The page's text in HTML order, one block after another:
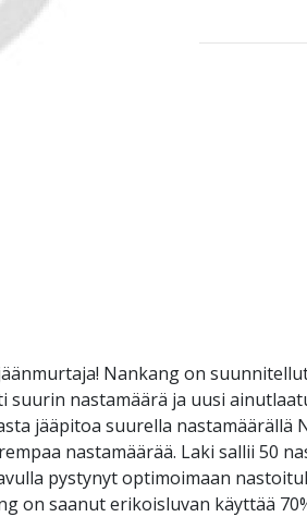
Nankang on
nastamäärä ja uusi
jääpitoa suurella nastamäärällä
nastamäärää. Laki sallii 50
pystynyt optimoimaan
on saanut erikoisluvan käyttää